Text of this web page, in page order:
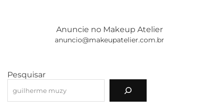
Anuncie no Makeup Atelier
anuncio@makeupatelier.com.br
Pesquisar